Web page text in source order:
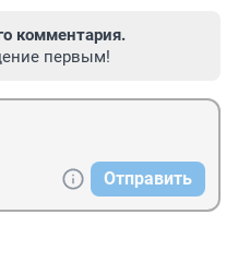
комментария.
первым!
Отправить